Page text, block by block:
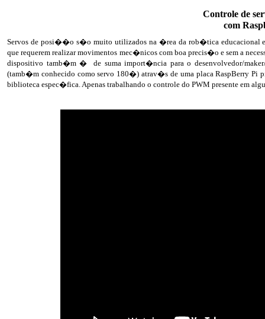
Controle de
com
Servos de posi��o s�o muito utilizados na �rea da rob�tica educacional
que requerem realizar movimentos mec�nicos com boa precis�o e sem a
dispositivo tamb�m � de suma import�ncia para o desenvolvedor/
(tamb�m conhecido como servo 180�) atrav�s de uma placa RaspBerry Pi
biblioteca espec�fica. Apenas trabalhando o controle do PWM presente em